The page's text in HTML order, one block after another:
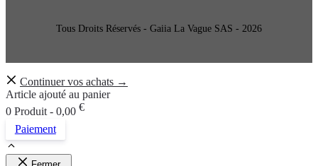
Tous Droits Réservés - Gaiia La Vague SAS - 2026
Continuer vos achats →
Article ajouté au panier
0 Produit - 0,00 €
Paiement